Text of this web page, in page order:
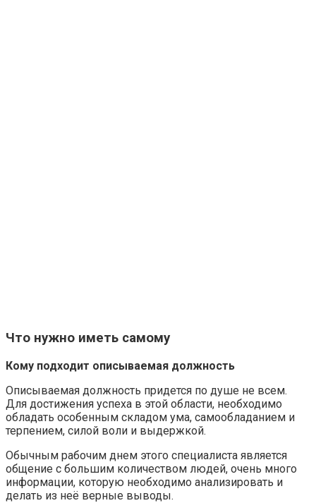
Что нужно иметь самому
Кому подходит описываемая должность
Описываемая должность придется по душе не всем.
Для достижения успеха в этой области, необходимо
обладать особенным складом ума, самообладанием и
терпением, силой воли и выдержкой.
Обычным рабочим днем этого специалиста является
общение с большим количеством людей, очень много
информации, которую необходимо анализировать и
делать из неё верные выводы.